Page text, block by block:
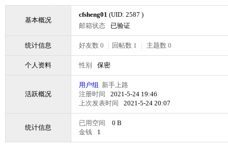
基本概况
cfsheng01 (UID: 2587 )
邮箱状态
已验证
统计信息 好友数 0 | 回帖数 1 | 主题数 0
个人资料 性别 保密
活跃概况
用户组 新手上路
注册时间
2021-5-24 19:46
上次发表时间
2021-5-24 20:07
统计信息
已用空间
0 B
金钱
1